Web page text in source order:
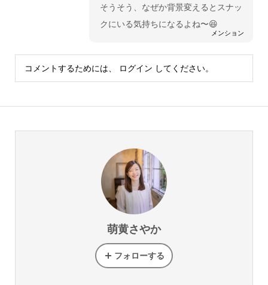
メンション
そうそう、なぜか背景変えるとスナッ
クにいる気持ちになるよね〜😆
コメントするためには、 ログイン してください。
萌黄さやか
フォローする